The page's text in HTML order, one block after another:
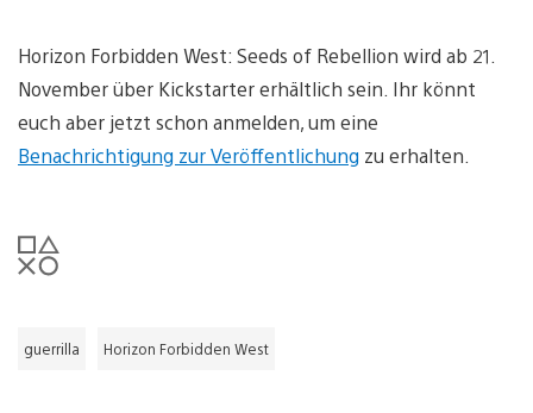
Horizon Forbidden West: Seeds of Rebellion wird ab 21.
November über Kickstarter erhältlich sein. Ihr könnt
euch aber jetzt schon anmelden, um eine
Benachrichtigung zur Veröffentlichung zu erhalten.
guerrilla Horizon Forbidden West